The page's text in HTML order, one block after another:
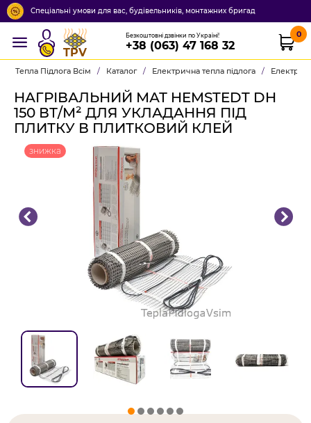
Спеціальні умови для вас, будівельників, монтажних бригад
TPV
Безкоштовні дзвінки по Україні!
+38 (063) 47 168 32
0
Тепла Підлога Всім / Каталог / Електрична тепла підлога /
НАГРІВАЛЬНИЙ МАТ HEMSTEDT DH
150 ВТ/М² ДЛЯ УКЛАДАННЯ ПІД
ПЛИТКУ В ПЛИТКОВИЙ КЛЕЙ
знижка